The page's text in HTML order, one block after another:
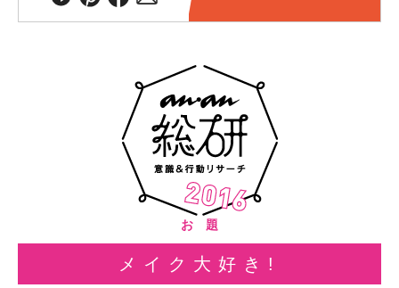
お 題
メイク大好き!